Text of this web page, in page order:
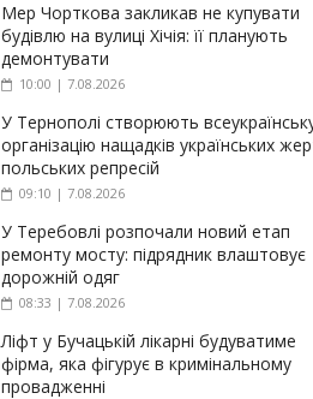
Мер Чорткова закликав не купувати
будівлю на вулиці Хічія: її планують
демонтувати
10:00 | 7.08.2026
У Тернополі створюють
організацію нащадків українських
польських репресій
09:10 | 7.08.2026
У Теребовлі розпочали новий етап
ремонту мосту: підрядник влаштовує
дорожній одяг
08:33 | 7.08.2026
Ліфт у Бучацькій лікарні будуватиме
фірма, яка фігурує в кримінальному
провадженні